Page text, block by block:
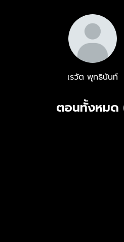
เรวัต พุทธินันท์
ตอนทั้งหมด